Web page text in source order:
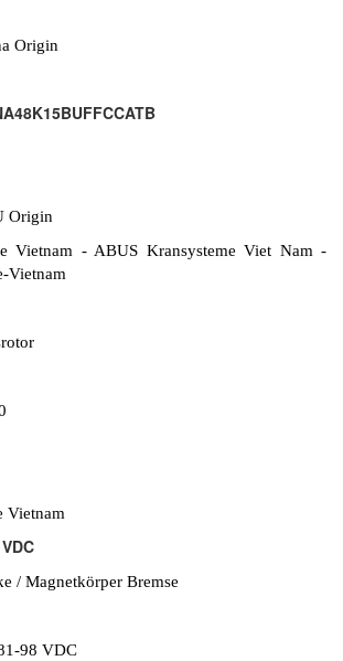
Origin
Origin
Vietnam - ABUS Kransysteme Viet Nam -
Vietnam
Vietnam
/ Magnetkörper Bremse
98 VDC